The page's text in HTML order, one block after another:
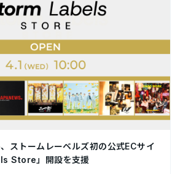
ストームレーベルズ初の公式ECサイ
Store」開設を支援